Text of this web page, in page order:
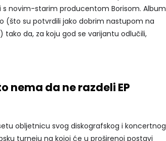
s novim-starim producentom Borisom. Album
(što su potvrdili jako dobrim nastupom na
da, za koju god se varijantu odlučili,
nema da ne razdeli EP
obljetnicu svog diskografskog i koncertnog
turneju na kojoj će u proširenoj postavi